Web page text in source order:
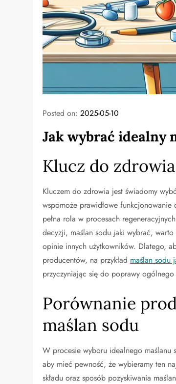
Posted on:2025-05-10
Jak wybrać idealny
Klucz do
Kluczem do zdrowia jest świadomy
wspomoże prawidłowe
pełna rola w procesach
decyzji, maślan sodu jaki wybrać,
opinie innych użytkowników. Dlatego,
producentów, na przykład maślan sodu
przyczyniając się do poprawy
Porównanie
maślan sodu
W procesie wyboru idealnego maślanu
aby mieć pewność, że wybieramy ten
składu oraz sposób pozyskiwania